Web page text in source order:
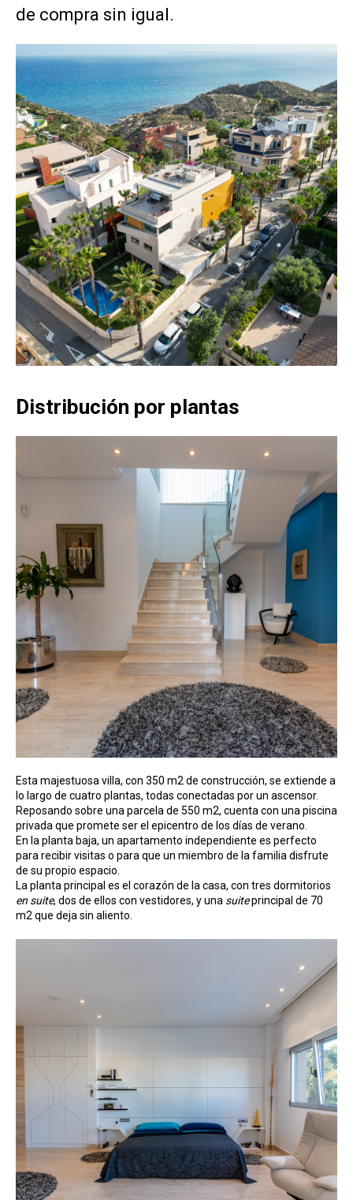
de compra sin igual.
Distribución por plantas
Esta majestuosa villa, con 350 m2 de construcción, se extiende a
lo largo de cuatro plantas, todas conectadas por un ascensor.
Reposando sobre una parcela de 550 m2, cuenta con una piscina
privada que promete ser el epicentro de los días de verano.
En la planta baja, un apartamento independiente es perfecto
para recibir visitas o para que un miembro de la familia disfrute
de su propio espacio.
La planta principal es el corazón de la casa, con tres dormitorios
en suite, dos de ellos con vestidores, y una suiteprincipal de 70
m2 que deja sin aliento.